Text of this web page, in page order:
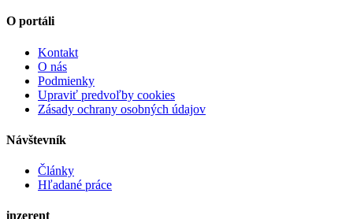
O portáli
Kontakt
O nás
Podmienky
Upraviť predvoľby cookies
Zásady ochrany osobných údajov
Návštevník
Články
Hľadané práce
inzerent